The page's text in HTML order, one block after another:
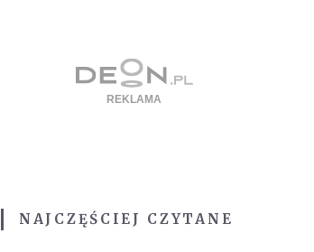
NAJCZĘŚCIEJ CZYTANE